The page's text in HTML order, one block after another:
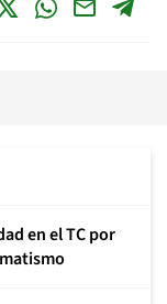
en el TC por